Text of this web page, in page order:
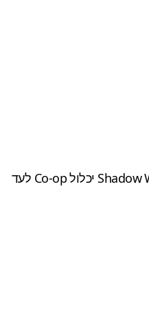
כמו הריבוט, גם המשחק החדש מפותח על-ידי החברה הפולנית Flying Wild Hog (שאחראית גם על Hard Reset) וכפי שנרמז בטריילר הראשון למעלה, Shadow Warrior 2 יכלול Co-op לעד